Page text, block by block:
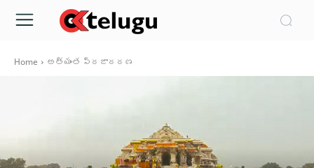
Home అత్యంత ప్రజాదరణ